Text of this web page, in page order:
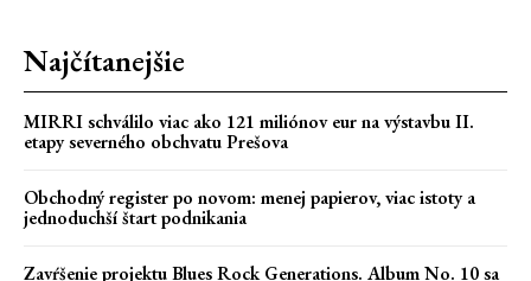
Najčítanejšie
MIRRI schválilo viac ako 121 miliónov eur na výstavbu II.
etapy severného obchvatu Prešova
Obchodný register po novom: menej papierov, viac istoty a
jednoduchší štart podnikania
Zavŕšenie projektu Blues Rock Generations. Album No. 10 sa